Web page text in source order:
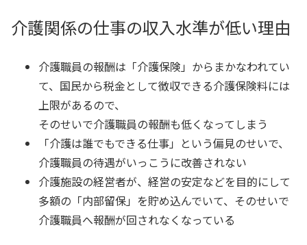
介護関係の仕事の収入水準が低い理由
介護職員の報酬は「介護保険」からまかなわれてい
て、国民から税金として徴収できる介護保険料には
上限があるので、
そのせいで介護職員の報酬も低くなってしまう
「介護は誰でもできる仕事」という偏見のせいで、
介護職員の待遇がいっこうに改善されない
介護施設の経営者が、経営の安定などを目的にして
多額の「内部留保」を貯め込んでいて、そのせいで
介護職員へ報酬が回されなくなっている